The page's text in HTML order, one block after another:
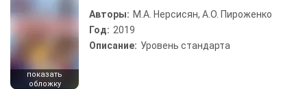
показать
обложку
Авторы: М.А. Нерсисян, А.О. Пироженко
Год: 2019
Описание: Уровень стандарта